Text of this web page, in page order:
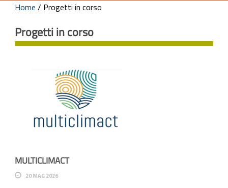
Home / Progetti in corso
Progetti in corso
MULTICLIMACT
20 MAG 2026